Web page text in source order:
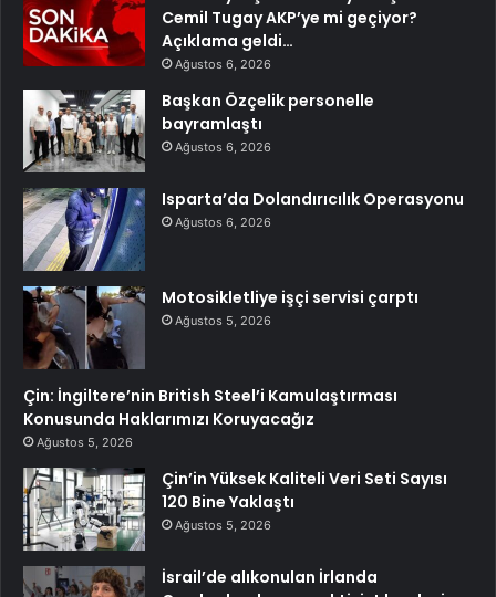
Cemil Tugay AKP’ye mi geçiyor?
Açıklama geldi…
Ağustos 6, 2026
Başkan Özçelik personelle
bayramlaştı
Ağustos 6, 2026
Isparta’da Dolandırıcılık Operasyonu
Ağustos 6, 2026
Motosikletliye işçi servisi çarptı
Ağustos 5, 2026
Çin: İngiltere’nin British Steel’i Kamulaştırması
Konusunda Haklarımızı Koruyacağız
Ağustos 5, 2026
Çin’in Yüksek Kaliteli Veri Seti Sayısı
120 Bine Yaklaştı
Ağustos 5, 2026
İsrail’de alıkonulan İrlanda